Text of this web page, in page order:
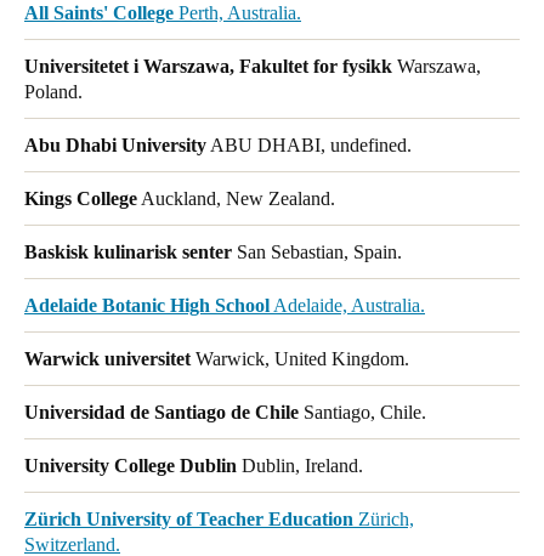
All Saints' College Perth, Australia.
Universitetet i Warszawa, Fakultet for fysikk Warszawa,
Poland.
Abu Dhabi University ABU DHABI, undefined.
Kings College Auckland, New Zealand.
Baskisk kulinarisk senter San Sebastian, Spain.
Adelaide Botanic High School Adelaide, Australia.
Warwick universitet Warwick, United Kingdom.
Universidad de Santiago de Chile Santiago, Chile.
University College Dublin Dublin, Ireland.
Zürich University of Teacher Education Zürich,
Switzerland.